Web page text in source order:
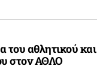
του αθλητικού και
στον ΑΘΛΟ